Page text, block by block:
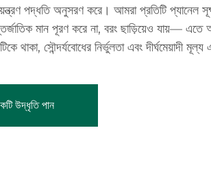
পদ্ধতি অনুসরণ করে। আমরা প্রতিটি প্যানেল
মান পূরণ করে না, বরং ছাড়িয়েও যায়— এতে
থাকা, সৌন্দর্যবোধের নির্ভুলতা এবং দীর্ঘমেয়াদী
উদ্ধৃতি পান